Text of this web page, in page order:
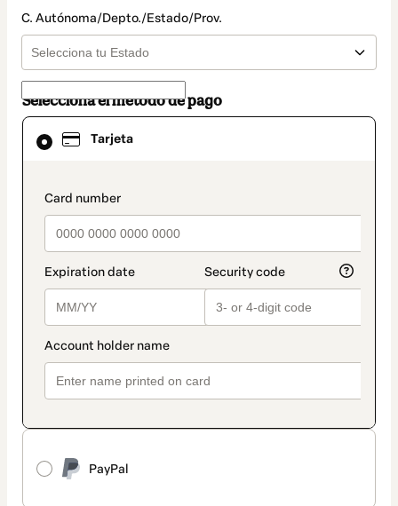
C. Autónoma/Depto./Estado/Prov.
Selecciona el método de pago
Tarjeta
payment_data.section_title_v2
PayPal
El
método
seleccionado
Tarjeta